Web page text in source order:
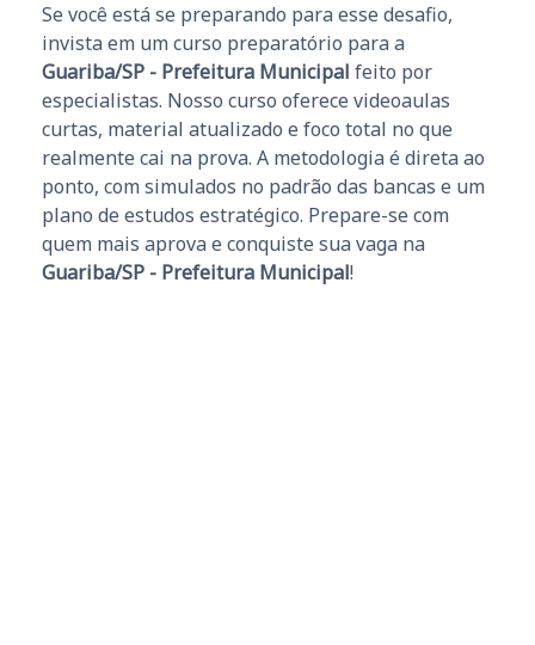
Se você está se preparando para esse desafio,
invista em um curso preparatório para a
Guariba/SP - Prefeitura Municipal feito por
especialistas. Nosso curso oferece videoaulas
curtas, material atualizado e foco total no que
realmente cai na prova. A metodologia é direta ao
ponto, com simulados no padrão das bancas e um
plano de estudos estratégico. Prepare-se com
quem mais aprova e conquiste sua vaga na
Guariba/SP - Prefeitura Municipal!